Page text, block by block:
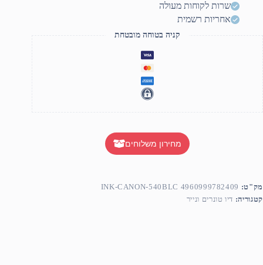
שרות לקוחות מעולה
אחריות רשמית
קניה בטוחה מובטחת
מחירון משלוחים
מק"ט: INK-CANON-540BLC 4960999782409
קטגוריה: דיו טונרים ונייר